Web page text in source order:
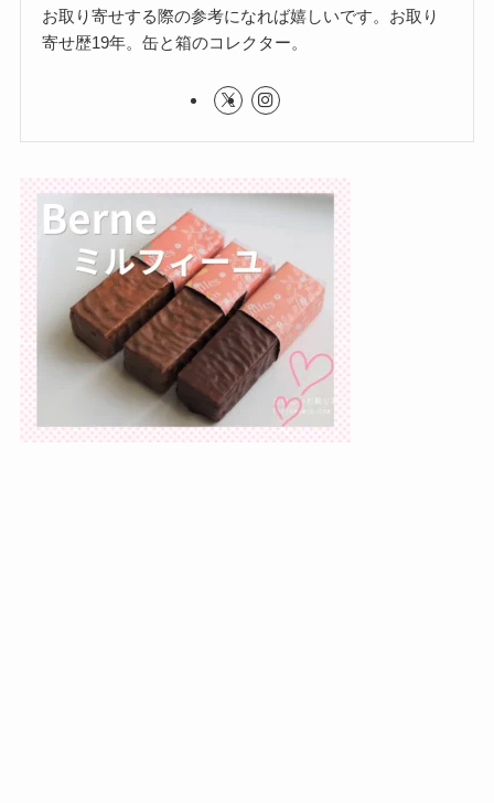
お取り寄せする際の参考になれば嬉しいです。お取り
寄せ歴19年。缶と箱のコレクター。